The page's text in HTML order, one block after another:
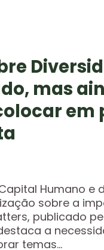
mas
em
Humano e
sobre a
publicado
a
temas...